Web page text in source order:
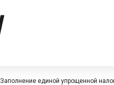
Заполнение единой упрощенной